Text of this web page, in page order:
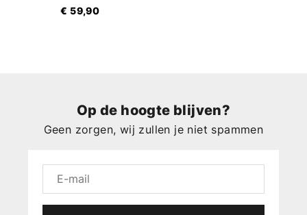
€ 59,90
Op de hoogte blijven?
Geen zorgen, wij zullen je niet spammen